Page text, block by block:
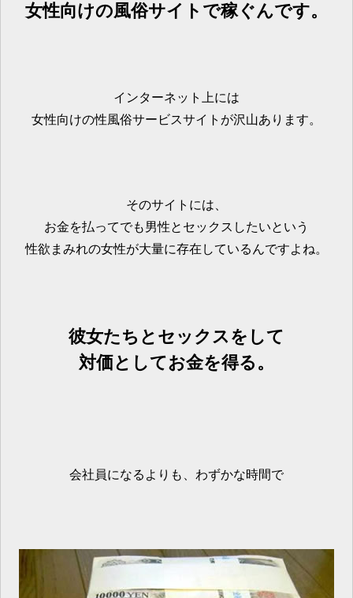
女性向けの風俗サイトで稼ぐんです。
インターネット上には
女性向けの性風俗サービスサイトが沢山あります。
そのサイトには、
お金を払ってでも男性とセックスしたいという
性欲まみれの女性が大量に存在しているんですよね。
彼女たちとセックスをして
対価としてお金を得る。
会社員になるよりも、わずかな時間で